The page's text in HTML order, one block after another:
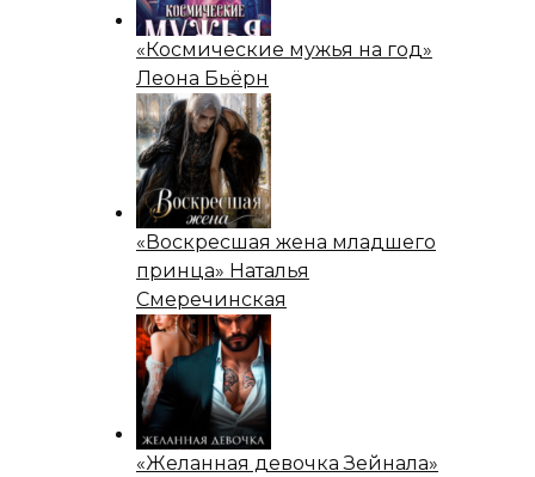
«Космические мужья на год»
Леона Бьёрн
«Воскресшая жена младшего
принца» Наталья
Смеречинская
«Желанная девочка Зейнала»